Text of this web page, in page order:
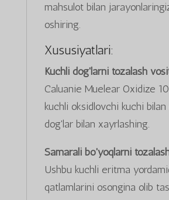
mahsulot bilan
oshiring.
Xususiyatlari:
Kuchli dog'larni tozalash
Caluanie Muelear Oxidize
kuchli oksidlovchi kuchi
dog'lar bilan xayrlashing.
Samarali bo'yoqlarni
Ushbu kuchli eritma
qatlamlarini osongina olib